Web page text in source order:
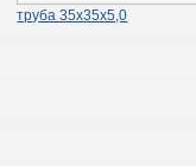
труба 35х35х5,0